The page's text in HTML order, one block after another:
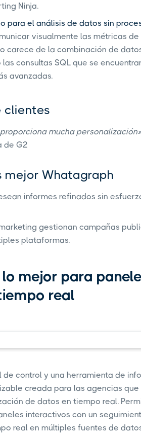
Ninja.
para el análisis de datos sin
visualmente las métricas de
carece de la combinación de
consultas SQL que se
avanzadas.
clientes
mucha
de G2
mejor Whatagraph
informes refinados sin
gestionan campañas
plataformas.
mejor para
real
de control y una herramienta de
creada para las agencias que
de datos en tiempo real.
interactivos con un
real en múltiples fuentes de